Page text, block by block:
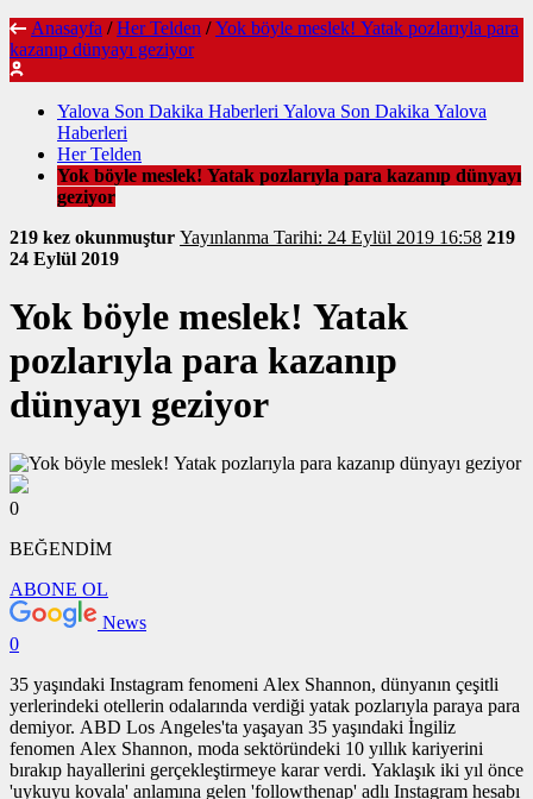
Anasayfa / Her Telden / Yok böyle meslek! Yatak pozlarıyla para
kazanıp dünyayı geziyor
Yalova Son Dakika Haberleri Yalova Son Dakika Yalova
Haberleri
Her Telden
Yok böyle meslek! Yatak pozlarıyla para kazanıp dünyayı
geziyor
219 kez okunmuştur
Yayınlanma Tarihi: 24 Eylül 2019 16:58 219
24 Eylül 2019
Yok böyle meslek! Yatak
pozlarıyla para kazanıp
dünyayı geziyor
0
BEĞENDİM
ABONE OL
News
0
35 yaşındaki Instagram fenomeni Alex Shannon, dünyanın çeşitli
yerlerindeki otellerin odalarında verdiği yatak pozlarıyla paraya para
demiyor. ABD Los Angeles'ta yaşayan 35 yaşındaki İngiliz
fenomen Alex Shannon, moda sektöründeki 10 yıllık kariyerini
bırakıp hayallerini gerçekleştirmeye karar verdi. Yaklaşık iki yıl önce
'uykuyu kovala' anlamına gelen 'followthenap' adlı Instagram hesabı